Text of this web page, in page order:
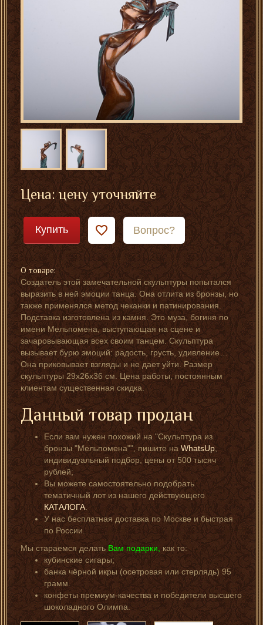
Цена: цену уточняйте
Купить Вопрос?
О товаре:
Создатель этой замечательной скульптуры попытался
выразить в ней эмоции танца. Она отлита из бронзы, но
также применялся метод чеканки и патинирования.
Подставка изготовлена из камня. Это муза, богиня по
имени Мельпомена, выступающая на сцене и
зачаровывающая всех своим танцем. Скульптура
вызывает бурю эмоций: радость, грусть, удивление…
Она приковывает взгляды и не дает уйти. Размер
скульптуры 29х26х36 см. Цена работы, постоянным
клиентам существенная скидка.
Данный товар продан
Если вам нужен похожий на "Скульптура из
бронзы "Мельпомена"", пишите наWhatsUp,
индивидуальный подбор, цены от 500 тысяч
рублей;
Вы можете самостоятельно подобрать
тематичный лот из нашего действующего
КАТАЛОГА.
У нас бесплатная доставка по Москве и быстрая
по России.
Мы стараемся делатьВам подарки,как то:
кубинские сигары;
банка чёрной икры (осетровая или стерлядь) 95
грамм.
конфеты премиум-качества и победители высшего
шоколадного Олимпа.